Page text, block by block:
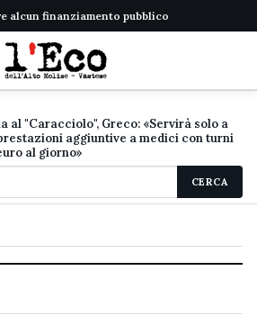
alcun finanziamento pubblico
al "Caracciolo", Greco: «Servirà solo a
aggiuntive a medici con turni
al giorno»
CERCA